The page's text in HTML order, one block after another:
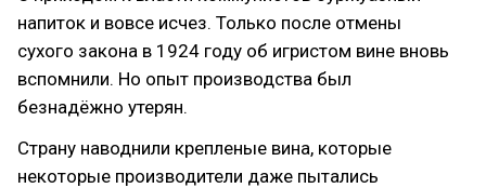
напиток и вовсе исчез. Только после отмены
сухого закона в 1924 году об игристом вине вновь
вспомнили. Но опыт производства был
безнадёжно утерян.
Страну наводнили крепленые вина, которые
некоторые производители даже пытались